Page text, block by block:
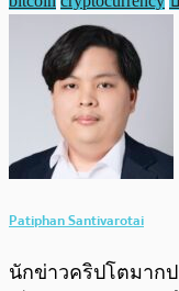
Patiphan Santivarotai
นักข่าวคริปโตมาก